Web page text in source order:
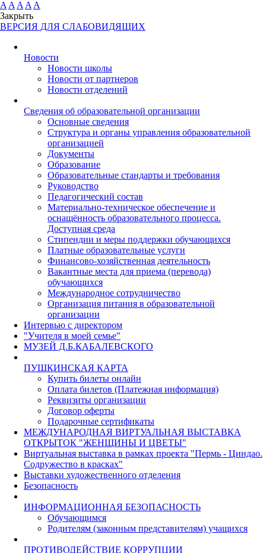
A A A A A
Закрыть
ВЕРСИЯ ДЛЯ СЛАБОВИДЯЩИХ
Новости
Новости школы
Новости от партнеров
Новости отделений
Cведения об образовательной организации
Основные сведения
Структура и органы управления образовательной
организацией
Документы
Образование
Образовательные стандарты и требования
Руководство
Педагогический состав
Материально-техническое обеспечение и
оснащённость образовательного процесса.
Доступная среда
Стипендии и меры поддержки обучающихся
Платные образовательные услуги
Финансово-хозяйственная деятельность
Вакантные места для приема (перевода)
обучающихся
Международное сотрудничество
Организация питания в образовательной
организации
Интервью с директором
"Учителя в моей семье"
МУЗЕЙ Д.Б.КАБАЛЕВСКОГО
ПУШКИНСКАЯ КАРТА
Купить билеты онлайн
Оплата билетов (Платежная информация)
Реквизиты организации
Договор оферты
Подарочные сертификаты
МЕЖДУНАРОДНАЯ ВИРТУАЛЬНАЯ ВЫСТАВКА
ОТКРЫТОК "ЖЕНЩИНЫ И ЦВЕТЫ"
Виртуальная выставка в рамках проекта "Пермь - Циндао.
Содружество в красках"
Выставки художественного отделения
Безопасность
ИНФОРМАЦИОННАЯ БЕЗОПАСНОСТЬ
Обучающимся
Родителям (законным представителям) учащихся
ПРОТИВОДЕЙСТВИЕ КОРРУПЦИИ